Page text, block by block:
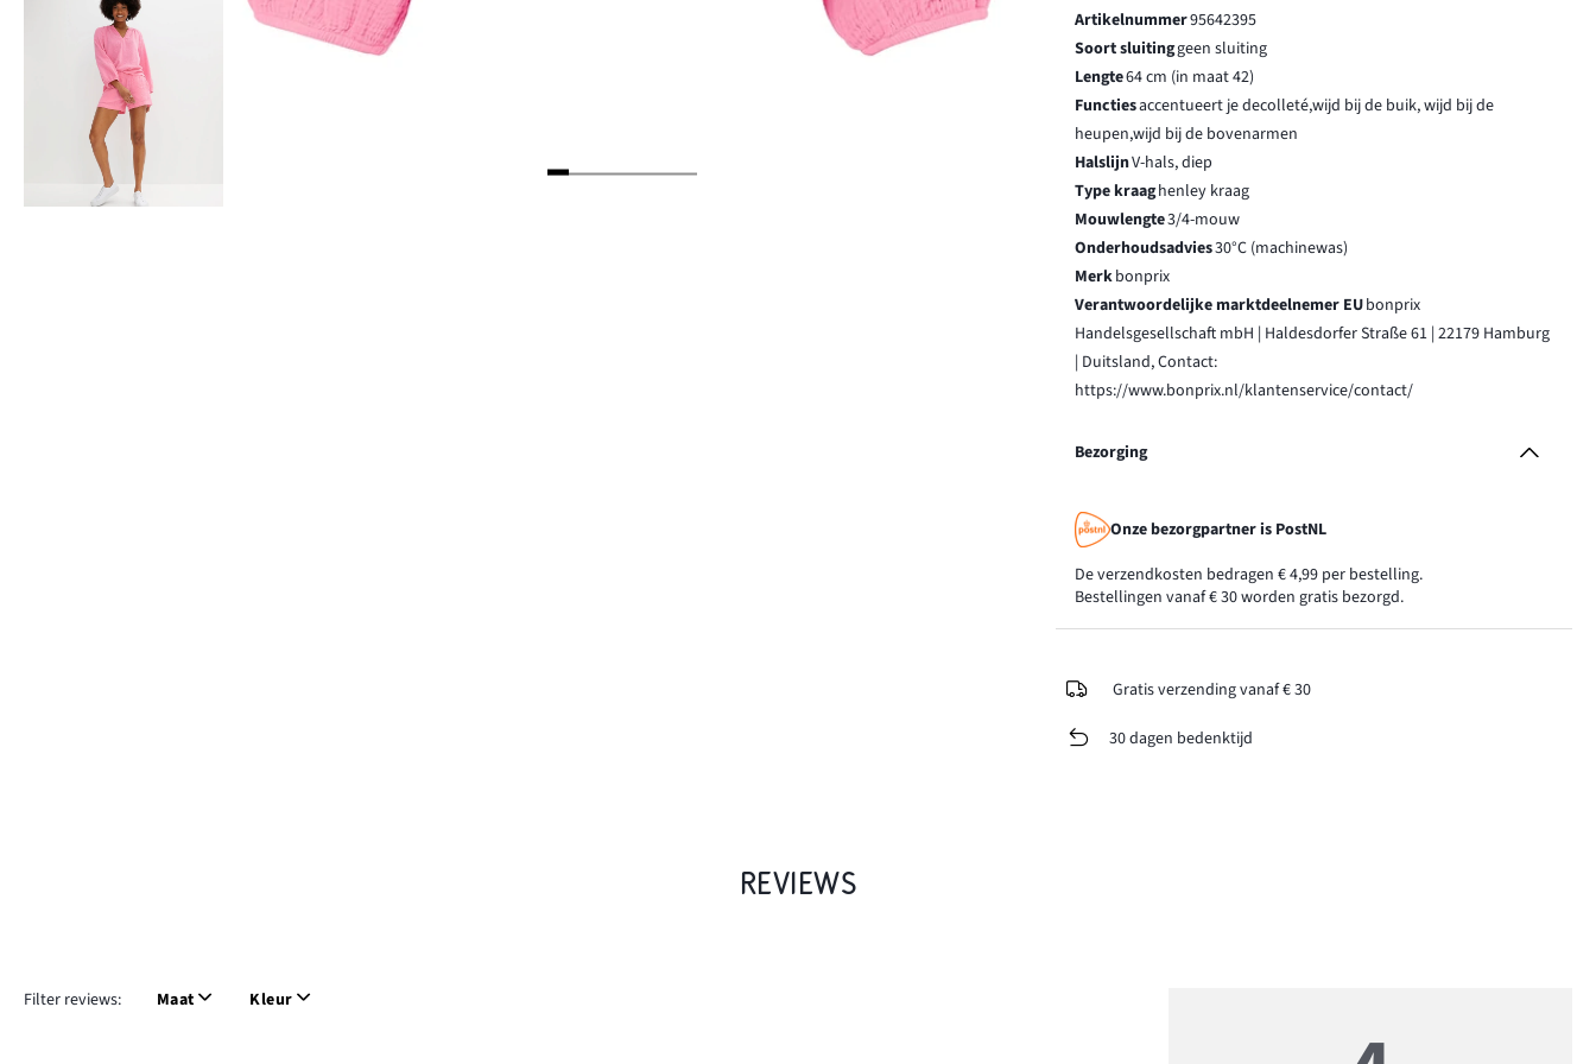
Artikelnummer95642395
Soort sluitinggeen sluiting
Lengte64 cm (in maat 42)
Functiesaccentueert je decolleté,wijd bij de buik, wijd bij de
heupen,wijd bij de bovenarmen
HalslijnV-hals, diep
Type kraaghenley kraag
Mouwlengte3/4-mouw
Onderhoudsadvies30°C (machinewas)
Merkbonprix
Verantwoordelijke marktdeelnemer EUbonprix
Handelsgesellschaft mbH | Haldesdorfer Straße 61 | 22179 Hamburg
| Duitsland, Contact:
https://www.bonprix.nl/klantenservice/contact/
Bezorging
Onze bezorgpartner is PostNL
De verzendkosten bedragen € 4,99 per bestelling.
Bestellingen vanaf € 30 worden gratis bezorgd.
Gratis verzending vanaf € 30
30 dagen bedenktijd
REVIEWS
Filter reviews: Maat Kleur